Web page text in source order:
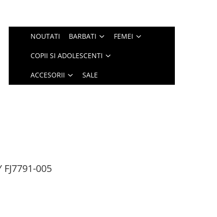
NOUTATI BARBATI FEMEI
COPII SI ADOLESCENTI
ACCESORII SALE
FJ7791-005